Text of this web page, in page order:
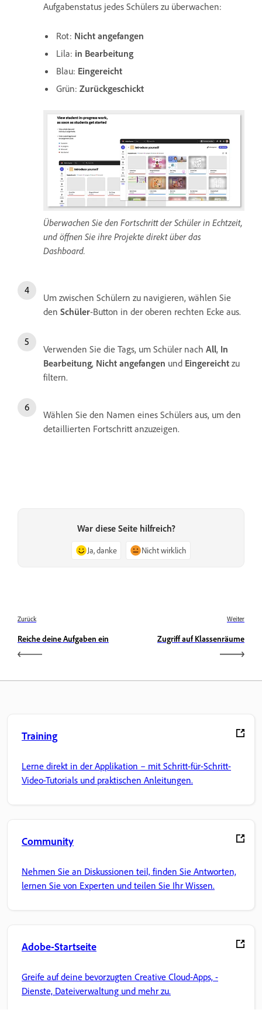
Aufgabenstatus jedes Schülers zu überwachen:
Rot: Nicht angefangen
Lila: in Bearbeitung
Blau: Eingereicht
Grün: Zurückgeschickt
Überwachen Sie den Fortschritt der Schüler in Echtzeit,
und öffnen Sie ihre Projekte direkt über das
Dashboard.
Um zwischen Schülern zu navigieren, wählen Sie
den Schüler-Button in der oberen rechten Ecke aus.
Verwenden Sie die Tags, um Schüler nach All, In
Bearbeitung, Nicht angefangen und Eingereicht zu
filtern.
Wählen Sie den Namen eines Schülers aus, um den
detaillierten Fortschritt anzuzeigen.
War diese Seite hilfreich?
Ja, danke Nicht wirklich
Zurück
Reiche deine Aufgaben ein
Weiter
Zugriff auf Klassenräume
Training
Lerne direkt in der Applikation – mit Schritt-für-Schritt-
Video-Tutorials und praktischen Anleitungen.
Community
Nehmen Sie an Diskussionen teil, finden Sie Antworten,
lernen Sie von Experten und teilen Sie Ihr Wissen.
Adobe-Startseite
Greife auf deine bevorzugten Creative Cloud-Apps, -
Dienste, Dateiverwaltung und mehr zu.